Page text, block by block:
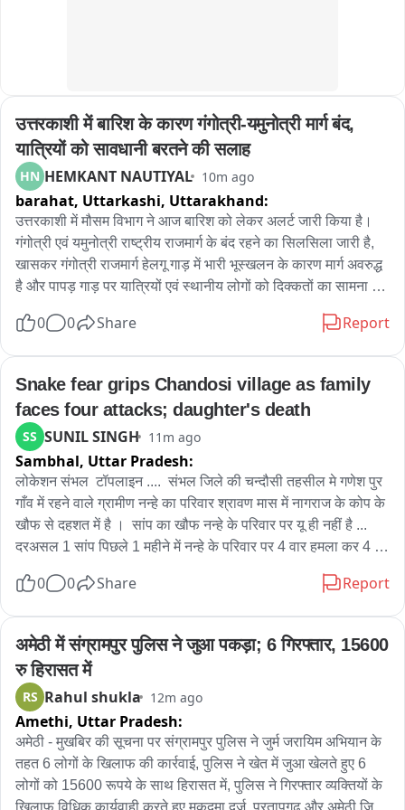
उत्तरकाशी में बारिश के कारण गंगोत्री-यमुनोत्री मार्ग बंद,
यात्रियों को सावधानी बरतने की सलाह
HN HEMKANT NAUTIYAL 10m ago
barahat, Uttarkashi, Uttarakhand:
उत्तरकाशी में मौसम विभाग ने आज बारिश को लेकर अलर्ट जारी किया है।
गंगोत्री एवं यमुनोत्री राष्ट्रीय राजमार्ग के बंद रहने का सिलसिला जारी है,
खासकर गंगोत्री राजमार्ग हेलगू गाड़ में भारी भूस्खलन के कारण मार्ग अवरुद्ध
है और पापड़ गाड़ पर यात्रियों एवं स्थानीय लोगों को दिक्कतों का सामना
कि मौसम की जानकारी लेकर ही आवागमन करें। अगर मौसम खराब रहता है
0 0 Share Report
Snake fear grips Chandosi village as family
faces four attacks; daughter's death
SS SUNIL SINGH 11m ago
Sambhal, Uttar Pradesh:
लोकेशन संभल  टॉपलाइन ....  संभल जिले की चन्दौसी तहसील मे गणेश पुर
गाँव में रहने वाले ग्रामीण नन्हे का परिवार श्रावण मास में नागराज के कोप के
खौफ से दहशत में है ।  सांप का खौफ नन्हे के परिवार पर यू ही नहीं है ...
दरअसल 1 सांप पिछले 1 महीने में नन्हे के परिवार पर 4 वार हमला कर 4
सुनहरी की मौत हो चुकी है ... जबकि बीते रविवार को सांप के डसने से नन्हें
सरकारीHospital में इलाज चल रहा है ..  हैरान करने वाली बात यह है ...
सांप सिर्फ रविवार के दिन ही नन्हे के परिवार पर हमला कर डसता  है .. यही
नहीं .. सांप के हमलो से सतर्क परिवार ने किशोर को डस कर भाग रहे साँप
को पकड़ भी लिया  .. जिसे पकड़ने के बाद वन विभाग को सौंप दिया गया है ..
लेकिन इसके बाद एक दूसरे सांप ने बीते रविवार की सुबह नन्हे की विवाहिता
बेटी को घर के बाहर डस लिया .. जिसे इलाज के लिए सरकारी अस्पताल में
भर्ती कराया गया है .... फिलहाल परिवार के लोग साँप के खौफ से घर में
लाठी डंडे लेकर परिवार की पहरेदारी कर रहे है ... मामला लोगों के बीच चर्चा
का विषय बना हुआ है ...पीड़ित परिवार ने वनविभाग के अफसरों से सांप के
0 0 Share Report
अमेठी में संग्रामपुर पुलिस ने जुआ पकड़ा; 6 गिरफ्तार, 15600
रु हिरासत में
RS Rahul shukla 12m ago
Amethi, Uttar Pradesh:
अमेठी - मुखबिर की सूचना पर संग्रामपुर पुलिस ने जुर्म जरायिम अभियान के
तहत 6 लोगों के खिलाफ की कार्रवाई, पुलिस ने खेत में जुआ खेलते हुए 6
लोगों को 15600 रूपये के साथ हिरासत में, पुलिस ने गिरफ्तार व्यक्तियों के
खिलाफ विधिक कार्यवाही करते हुए मुकदमा दर्ज, प्रतापगढ़ और अमेठी जिले